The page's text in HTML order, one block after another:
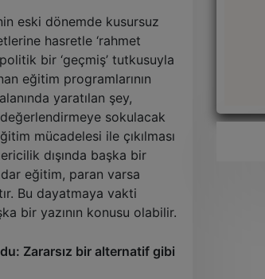
eski dönemde kusursuz
hasretle ‘rahmet
bir ‘geçmiş’ tutkusuyla
eğitim programlarının
yaratılan şey,
sokulacak
mücadelesi ile çıkılması
dışında başka bir
eğitim, paran varsa
Bu dayatmaya vakti
bir yazının konusu olabilir.
Zararsız bir alternatif gibi